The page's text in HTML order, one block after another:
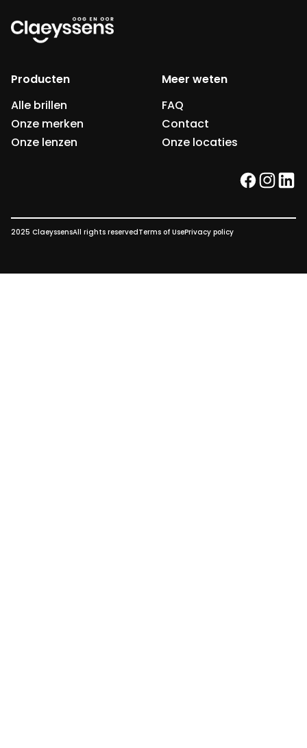
Producten
Alle brillen
Onze merken
Onze lenzen
Meer weten
FAQ
Contact
Onze locaties
facebook
2025 ClaeyssensAll rights reservedTerms of UsePrivacy policy